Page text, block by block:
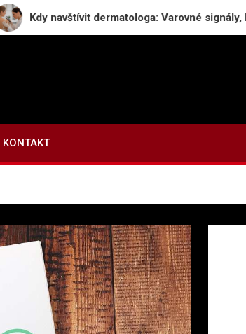
navštívit dermatologa: Varovné signály, které
KONTAKT